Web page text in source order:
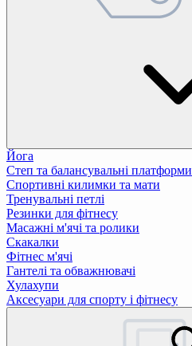
Йога
Степ та балансувальні платформи
Спортивні килимки та мати
Тренувальні петлі
Резинки для фітнесу
Масажні м'ячі та ролики
Скакалки
Фітнес м'ячі
Гантелі та обважнювачі
Хулахупи
Аксесуари для спорту і фітнесу